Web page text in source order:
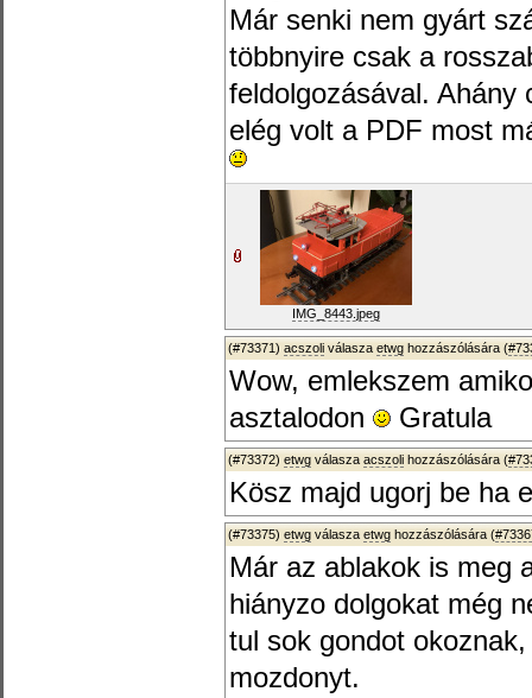
Már senki nem gyárt
többnyire csak a
feldolgozásával. Ahány
elég volt a PDF most
IMG_8443.jpeg
(#73371) acszoli válasza etwg hozzászólására (
Wow, emlekszem
asztalodon
Gratula
(#73372) etwg válasza acszoli hozzászólására (
Kösz majd ugorj be ha
(#73375) etwg válasza etwg hozzászólására (
Már az ablakok is meg
hiányzo dolgokat még
tul sok gondot
mozdonyt.